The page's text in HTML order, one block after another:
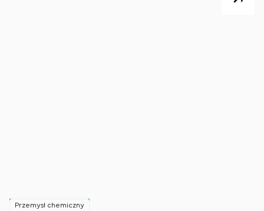
Przemysł chemiczny